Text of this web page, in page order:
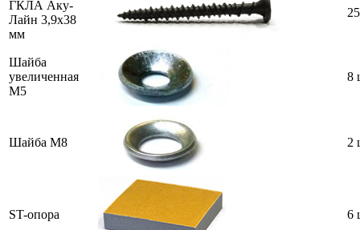
ГКЛА Аку-
Лайн 3,9х38
мм
Шайба
увеличенная
M5
8
Шайба M8 2
ST-опора 6